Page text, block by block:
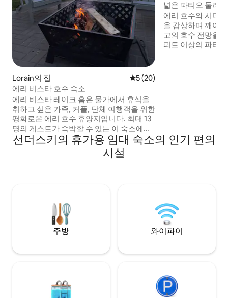
Lorain의 집 평점 5점(5점 만점), 후기 20
5 (20)
에리 비스타 호수 숙소
에리 비스타 레이크 홈은 물가에서 휴식을
취하고 싶은 가족, 커플, 단체 여행객을 위한
평화로운 에리 호수 휴양지입니다. 최대 13
명의 게스트가 숙박할 수 있는 이 숙소에는
함께 모이거나, 휴식을 취하거나, 혼자만의
시간을 가질 수 있는 여러 개의 편안한 공간
이 있습니다. 일몰을 감상할 수 있는 호수 전
당, 해변, 공원 근처에 위치하고 있으며, 시
더 포인트까지 차로 쉽게 이동할 수 있습니
넓은 파티오 둘러
에리 호수와 시더
을 감상하며 깨어나세요! 야외
고의 호수 전망을
피트 이상의 파티오로
선더스키의 휴가용 임대 숙소의 인기 편의
시설
주방 와이파이